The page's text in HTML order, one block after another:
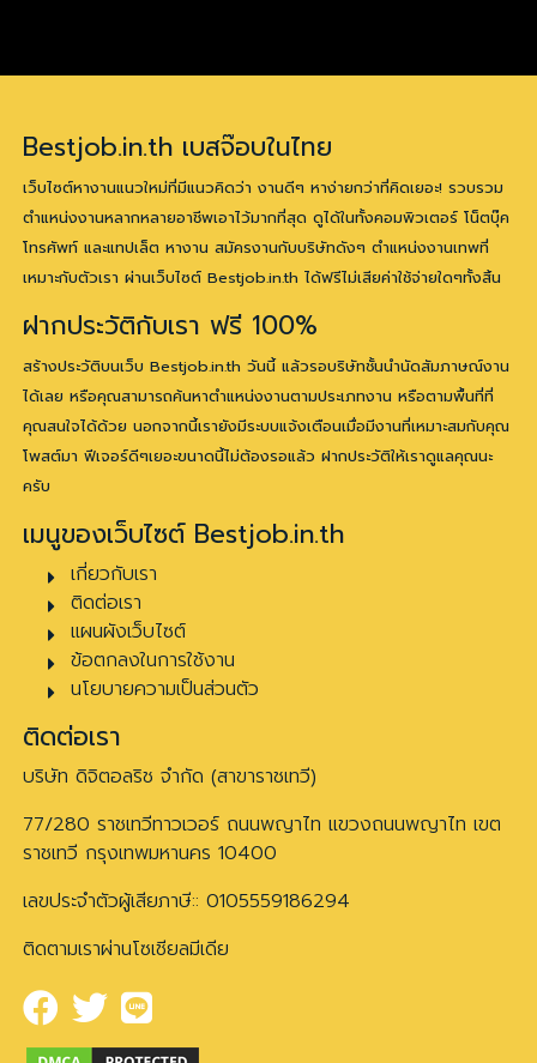
Bestjob.in.th เบสจ๊อบในไทย
เว็บไซต์หางานแนวใหม่ที่มีแนวคิดว่า งานดีๆ หาง่ายกว่าที่คิดเยอะ! รวบรวม
ตำแหน่งงานหลากหลายอาชีพเอาไว้มากที่สุด ดูได้ในทั้งคอมพิวเตอร์ โน็ตบุ๊ค
โทรศัพท์ และแทปเล็ต หางาน สมัครงานกับบริษัทดังๆ ตำแหน่งงานเทพที่
เหมาะกับตัวเรา ผ่านเว็บไซต์ Bestjob.in.th ได้ฟรีไม่เสียค่าใช้จ่ายใดๆทั้งสิ้น
ฝากประวัติกับเรา ฟรี 100%
สร้างประวัติบนเว็บ Bestjob.in.th วันนี้ แล้วรอบริษัทชั้นนำนัดสัมภาษณ์งาน
ได้เลย หรือคุณสามารถค้นหาตำแหน่งงานตามประเภทงาน หรือตามพื้นที่ที่
คุณสนใจได้ด้วย นอกจากนี้เรายังมีระบบแจ้งเตือนเมื่อมีงานที่เหมาะสมกับคุณ
โพสต์มา ฟีเจอร์ดีๆเยอะขนาดนี้ไม่ต้องรอแล้ว ฝากประวัติให้เราดูแลคุณนะ
ครับ
เมนูของเว็บไซต์ Bestjob.in.th
เกี่ยวกับเรา
ติดต่อเรา
แผนผังเว็บไซต์
ข้อตกลงในการใช้งาน
นโยบายความเป็นส่วนตัว
ติดต่อเรา
บริษัท ดิจิตอลริช จำกัด (สาขาราชเทวี)
77/280 ราชเทวีทาวเวอร์ ถนนพญาไท แขวงถนนพญาไท เขต
ราชเทวี กรุงเทพมหานคร 10400
เลขประจำตัวผู้เสียภาษี:: 0105559186294
ติดตามเราผ่านโซเชียลมีเดีย